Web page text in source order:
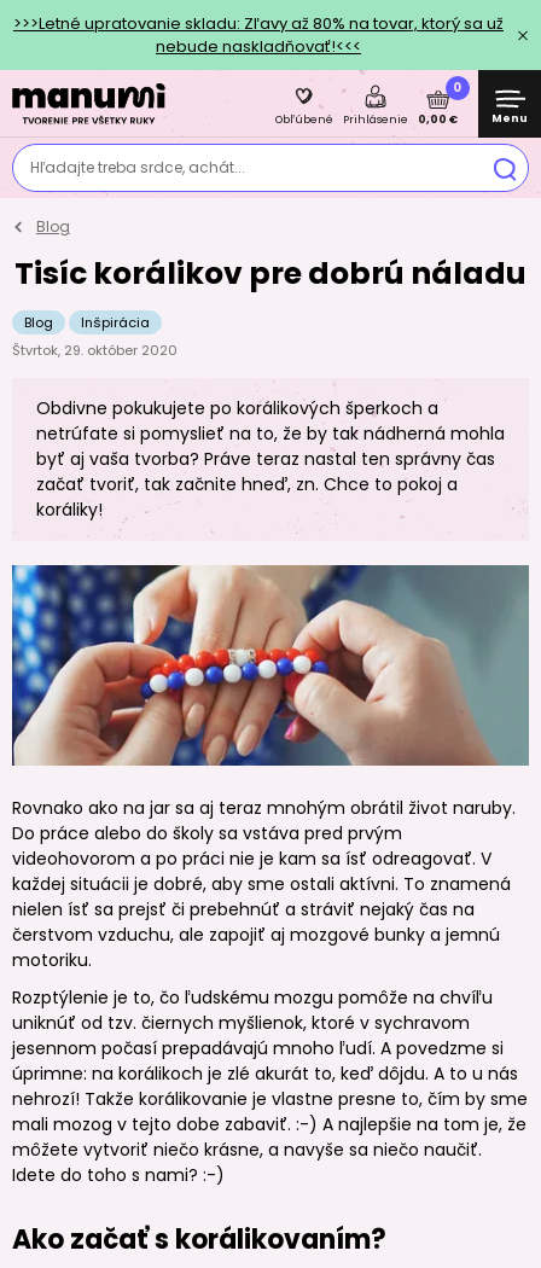
>>>Letné upratovanie skladu: Zľavy až 80% na tovar, ktorý sa už
nebude naskladňovať!<<<
Hľadajte treba srdce, achát...
Obľúbené Prihlásenie
0
0,00 € Menu
Blog
Tisíc korálikov pre dobrú náladu
Blog
Inšpirácia
Štvrtok, 29. október 2020
Obdivne pokukujete po korálikových šperkoch a
netrúfate si pomyslieť na to, že by tak nádherná mohla
byť aj vaša tvorba? Práve teraz nastal ten správny čas
začať tvoriť, tak začnite hneď, zn. Chce to pokoj a
koráliky!
Rovnako ako na jar sa aj teraz mnohým obrátil život naruby.
Do práce alebo do školy sa vstáva pred prvým
videohovorom a po práci nie je kam sa ísť odreagovať. V
každej situácii je dobré, aby sme ostali aktívni. To znamená
nielen ísť sa prejsť či prebehnúť a stráviť nejaký čas na
čerstvom vzduchu, ale zapojiť aj mozgové bunky a jemnú
motoriku.
Rozptýlenie je to, čo ľudskému mozgu pomôže na chvíľu
uniknúť od tzv. čiernych myšlienok, ktoré v sychravom
jesennom počasí prepadávajú mnoho ľudí. A povedzme si
úprimne: na korálikoch je zlé akurát to, keď dôjdu. A to u nás
nehrozí! Takže korálikovanie je vlastne presne to, čím by sme
mali mozog v tejto dobe zabaviť. :-) A najlepšie na tom je, že
môžete vytvoriť niečo krásne, a navyše sa niečo naučiť.
Idete do toho s nami? :-)
Ako začať s korálikovaním?